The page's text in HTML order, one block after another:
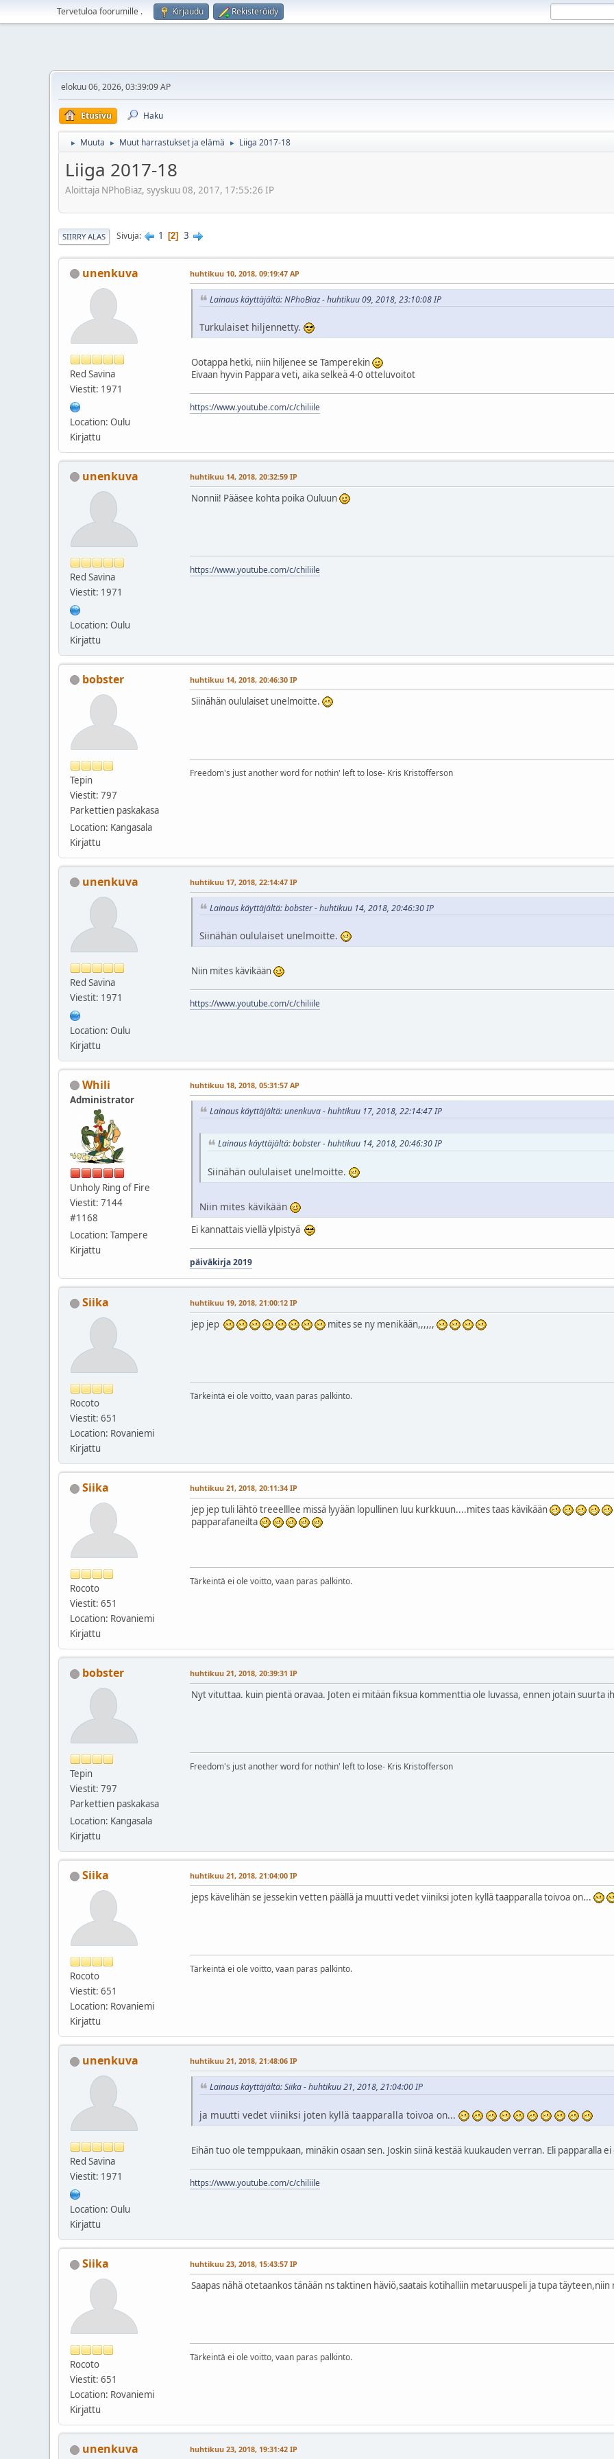
Tervetuloa foorumille . Kirjaudu Rekisteröidy
elokuu 06, 2026, 03:39:09 AP
Etusivu Haku
► Muuta ► Muut harrastukset ja elämä ► Liiga 2017-18
Liiga 2017-18
Aloittaja NPhoBiaz, syyskuu 08, 2017, 17:55:26 IP
SIIRRY ALAS Sivuja 1 2 3
unenkuva
Red Savina
Viestit: 1971
Location: Oulu
Kirjattu
huhtikuu 10, 2018, 09:19:47 AP
Lainaus käyttäjältä: NPhoBiaz - huhtikuu 09, 2018, 23:10:08 IP
Turkulaiset hiljennetty.
Ootappa hetki, niin hiljenee se Tamperekin
Eivaan hyvin Pappara veti, aika selkeä 4-0 otteluvoitot
https://www.youtube.com/c/chiliile
unenkuva
Red Savina
Viestit: 1971
Location: Oulu
Kirjattu
huhtikuu 14, 2018, 20:32:59 IP
Nonnii! Pääsee kohta poika Ouluun
https://www.youtube.com/c/chiliile
bobster
Tepin
Viestit: 797
Parkettien paskakasa
Location: Kangasala
Kirjattu
huhtikuu 14, 2018, 20:46:30 IP
Siinähän oululaiset unelmoitte.
Freedom's just another word for nothin' left to lose- Kris Kristofferson
unenkuva
Red Savina
Viestit: 1971
Location: Oulu
Kirjattu
huhtikuu 17, 2018, 22:14:47 IP
Lainaus käyttäjältä: bobster - huhtikuu 14, 2018, 20:46:30 IP
Siinähän oululaiset unelmoitte.
Niin mites kävikään
https://www.youtube.com/c/chiliile
Whili
Administrator
Unholy Ring of Fire
Viestit: 7144
#1168
Location: Tampere
Kirjattu
huhtikuu 18, 2018, 05:31:57 AP
Lainaus käyttäjältä: unenkuva - huhtikuu 17, 2018, 22:14:47 IP
Lainaus käyttäjältä: bobster - huhtikuu 14, 2018, 20:46:30 IP
Siinähän oululaiset unelmoitte.
Niin mites kävikään
Ei kannattais viellä ylpistyä
päiväkirja 2019
Siika
Rocoto
Viestit: 651
Location: Rovaniemi
Kirjattu
huhtikuu 19, 2018, 21:00:12 IP
jep jep mites se ny menikään,,,,,,
Tärkeintä ei ole voitto, vaan paras palkinto.
Siika
Rocoto
Viestit: 651
Location: Rovaniemi
Kirjattu
huhtikuu 21, 2018, 20:11:34 IP
jep jep tuli lähtö treeelllee missä lyyään lopullinen luu kurkkuun....mites taas kävikään
papparafaneilta
Tärkeintä ei ole voitto, vaan paras palkinto.
bobster
Tepin
Viestit: 797
Parkettien paskakasa
Location: Kangasala
Kirjattu
huhtikuu 21, 2018, 20:39:31 IP
Nyt vituttaa. kuin pientä oravaa. Joten ei mitään fiksua kommenttia ole luvassa, ennen jotain suurta
Freedom's just another word for nothin' left to lose- Kris Kristofferson
Siika
Rocoto
Viestit: 651
Location: Rovaniemi
Kirjattu
huhtikuu 21, 2018, 21:04:00 IP
jeps kävelihän se jessekin vetten päällä ja muutti vedet viiniksi joten kyllä taapparalla toivoa on...
Tärkeintä ei ole voitto, vaan paras palkinto.
unenkuva
Red Savina
Viestit: 1971
Location: Oulu
Kirjattu
huhtikuu 21, 2018, 21:48:06 IP
Lainaus käyttäjältä: Siika - huhtikuu 21, 2018, 21:04:00 IP
ja muutti vedet viiniksi joten kyllä taapparalla toivoa on...
Eihän tuo ole temppukaan, minäkin osaan sen. Joskin siinä kestää kuukauden verran. Eli papparalla
https://www.youtube.com/c/chiliile
Siika
Rocoto
Viestit: 651
Location: Rovaniemi
Kirjattu
huhtikuu 23, 2018, 15:43:57 IP
Saapas nähä otetaankos tänään ns taktinen häviö,saatais kotihalliin metaruuspeli ja tupa
Tärkeintä ei ole voitto, vaan paras palkinto.
unenkuva huhtikuu 23, 2018, 19:31:42 IP